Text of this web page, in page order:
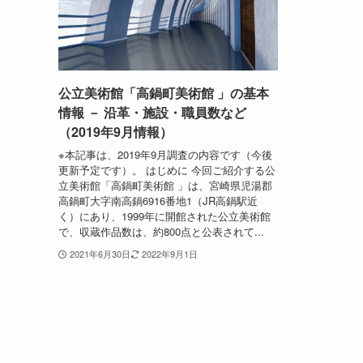
公立美術館「高鍋町美術館 」の基本
情報 － 沿革・施設・職員数など
（2019年9月情報）
※本記事は、2019年9月調査の内容です（今後
更新予定です）。 はじめに 今回ご紹介する公
立美術館「高鍋町美術館 」は、宮崎県児湯郡
高鍋町大字南高鍋6916番地1（JR高鍋駅近
く）にあり、1999年に開館された公立美術館
で、収蔵作品数は、約800点と公表されて...
2021年6月30日 2022年9月1日